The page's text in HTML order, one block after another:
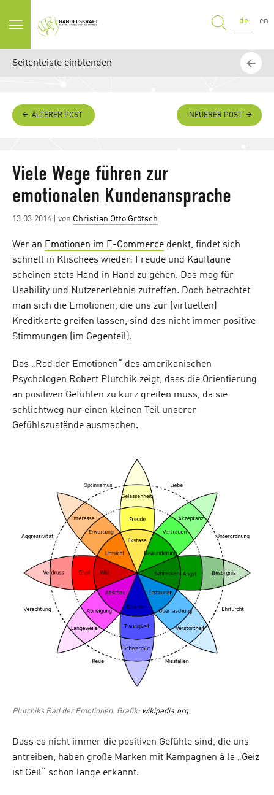
SUCHEde en
ÄLTERER POST NEUERER POST
Viele Wege führen zur
emotionalen Kundenansprache
Posted
13.03.2014 | von Christian Otto Grötsch
Wer an Emotionen im E-Commerce denkt, findet sich
schnell in Klischees wieder: Freude und Kauflaune
scheinen stets Hand in Hand zu gehen. Das mag für
Usability und Nutzererlebnis zutreffen. Doch betrachtet
man sich die Emotionen, die uns zur (virtuellen)
Kreditkarte greifen lassen, sind das nicht immer positive
Stimmungen (im Gegenteil).
Das „Rad der Emotionen“ des amerikanischen
Psychologen Robert Plutchik zeigt, dass die Orientierung
an positiven Gefühlen zu kurz greifen muss, da sie
schlichtweg nur einen kleinen Teil unserer
Gefühlszustände ausmachen.
Plutchiks Rad der Emotionen. Grafik: wikipedia.org
Dass es nicht immer die positiven Gefühle sind, die uns
antreiben, haben große Marken mit Kampagnen à la „Geiz
ist Geil“ schon lange erkannt.
Seitenleiste einblenden